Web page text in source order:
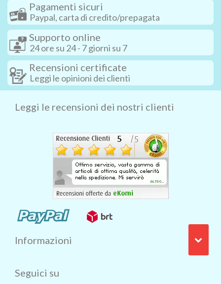
Pagamenti sicuri
Paypal, carta di credito/prepagata
Supporto online
24 ore su 24 - 7 giorni su 7
Recensioni certificate
Leggi le opinioni dei clienti
Leggi le recensioni dei nostri clienti
Informazioni
Seguici su